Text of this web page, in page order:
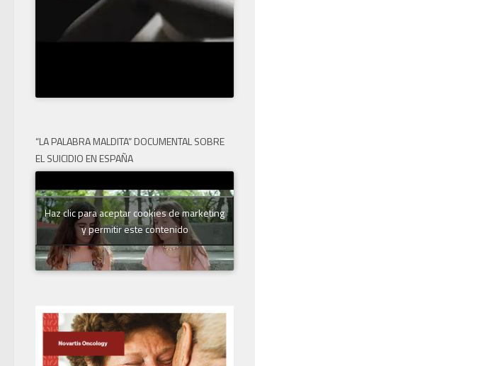
“LA PALABRA MALDITA” DOCUMENTAL SOBRE
EL SUICIDIO EN ESPAÑA
Haz clic para aceptar cookies de marketing
y permitir este contenido